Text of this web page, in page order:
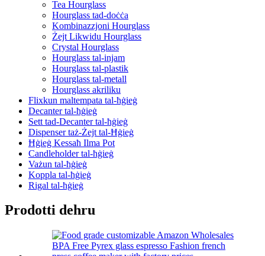
Tea Hourglass
Hourglass tad-doċċa
Kombinazzjoni Hourglass
Żejt Likwidu Hourglass
Crystal Hourglass
Hourglass tal-injam
Hourglass tal-plastik
Hourglass tal-metall
Hourglass akriliku
Flixkun maltempata tal-ħġieġ
Decanter tal-ħġieġ
Sett tad-Decanter tal-ħġieġ
Dispenser taż-Żejt tal-Ħġieġ
Ħġieġ Kessaħ Ilma Pot
Candleholder tal-ħġieġ
Vażun tal-ħġieġ
Koppla tal-ħġieġ
Rigal tal-ħġieġ
Prodotti dehru